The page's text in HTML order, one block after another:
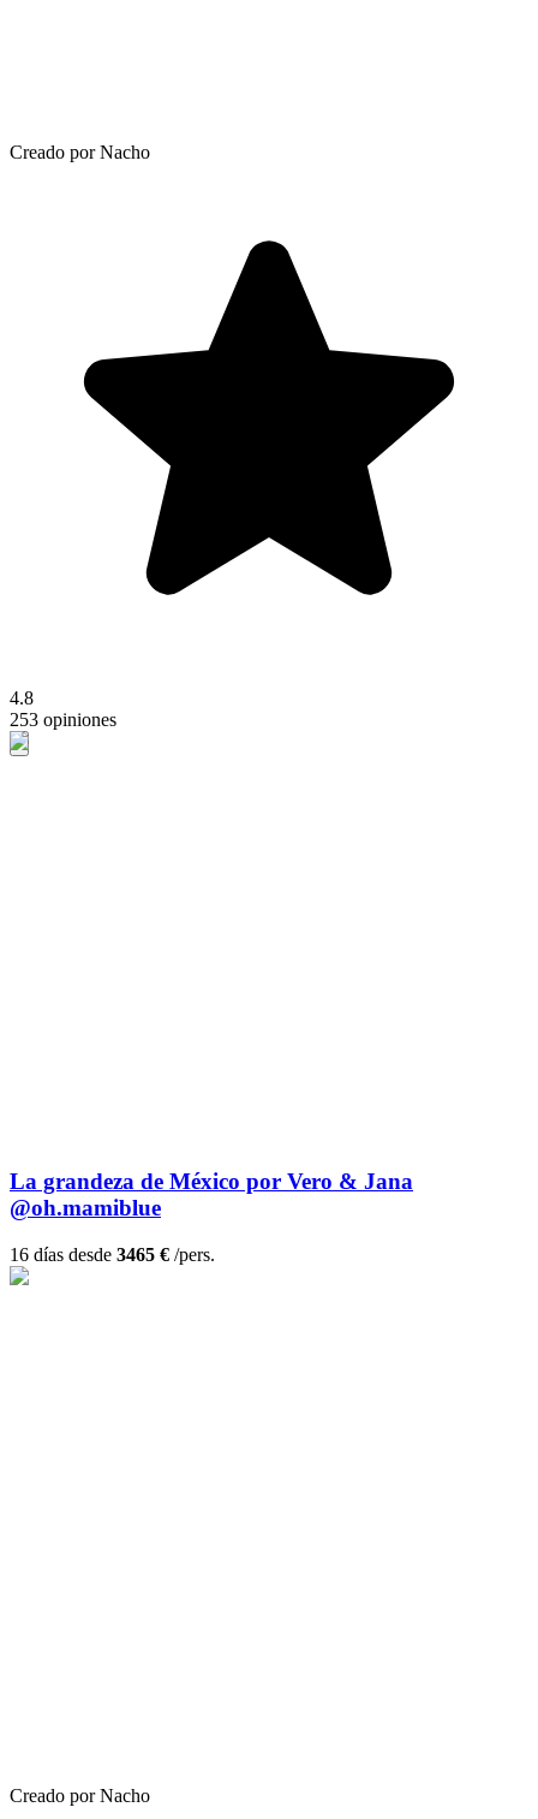
Creado por Nacho
4.8
253 opiniones
La grandeza de México por Vero & Jana
@oh.mamiblue
16 días desde 3465 € /pers.
Creado por Nacho